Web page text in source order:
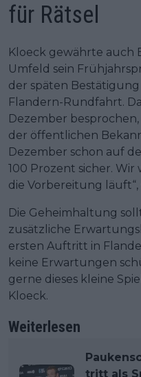
für Rätsel
Kloeck gewährte auch
Umfeld sein
der späten
Flandern-Rundfahrt.
Dezember
der öffentlichen
Dezember schon auf
100 Prozent sicher.
die Vorbereitung läuft“,
Die Geheimhaltung
zusätzliche
ersten Auftritt in
keine Erwartungen
gerne dieses kleine
Kloeck.
Weiterlesen
tritt als